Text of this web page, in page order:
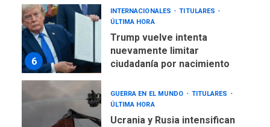
6
INTERNACIONALES
TITULARES
ÚLTIMA HORA
Trump vuelve intenta
nuevamente limitar
ciudadanía por nacimiento
GUERRA EN EL MUNDO
TITULARES
ÚLTIMA HORA
Ucrania y Rusia intensifican